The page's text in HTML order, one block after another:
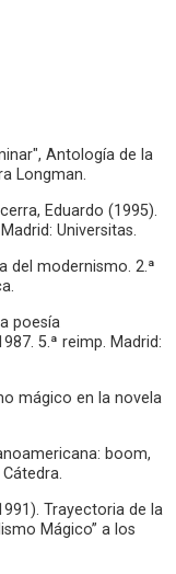
Antología de la
Longman.
Eduardo (1995).
Universitas.
del modernismo. 2.ª
poesía
5.ª reimp. Madrid:
mágico en la novela
boom,
Trayectoria de la
Mágico” a los